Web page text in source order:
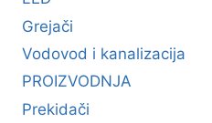
Grejači
Vodovod i kanalizacija
PROIZVODNJA
Prekidači